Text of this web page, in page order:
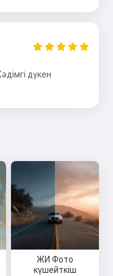
дүкен
ЖИ Фото
күшейткіш